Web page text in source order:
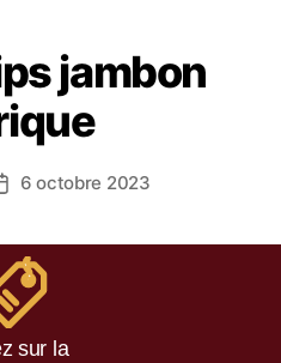
jambon
6 octobre 2023
sur la